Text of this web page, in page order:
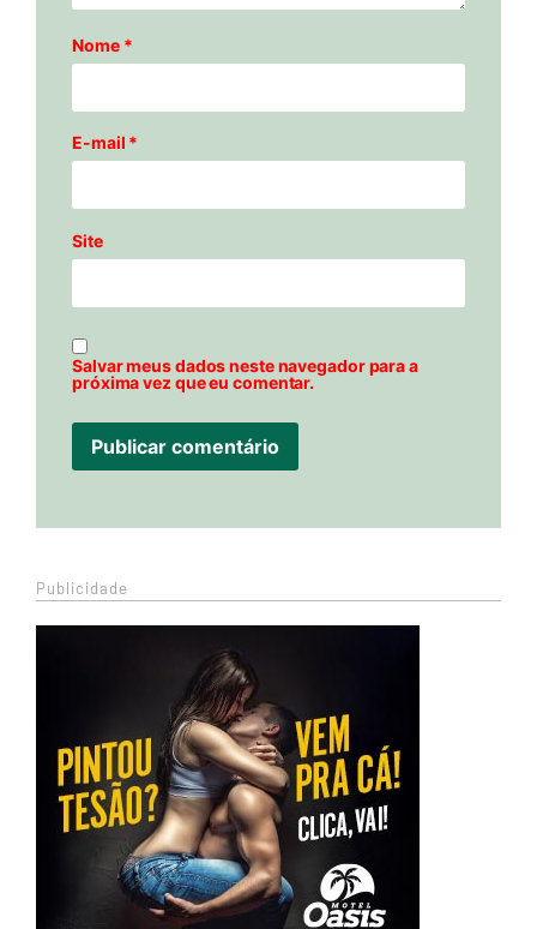
Nome *
E-mail *
Site
Salvar meus dados neste navegador para a
próxima vez que eu comentar.
Publicidade